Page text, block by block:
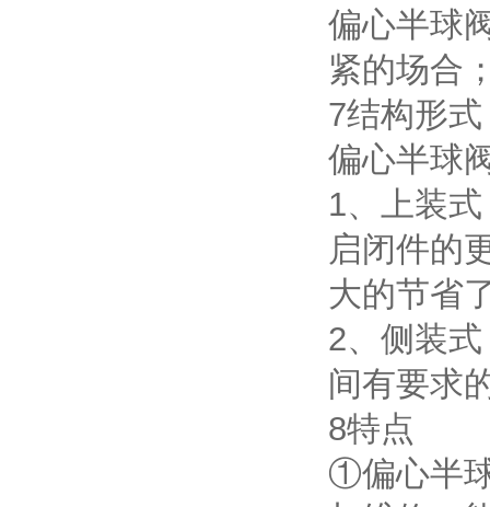
偏心半球
紧的场合
7结构形式
偏心半球
1、上装
启闭件的
大的节省
2、侧装
间有要求
8特点
①偏心半